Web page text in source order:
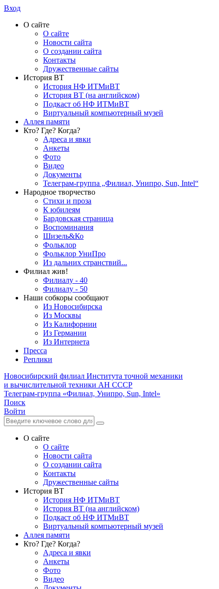
Вход
О сайте
О сайте
Новости сайта
О создании сайта
Контакты
Дружественные сайты
История ВТ
История НФ ИТМиВТ
История ВТ (на английском)
Подкаст об НФ ИТМиВТ
Виртуальный компьютерный музей
Аллея памяти
Кто? Где? Когда?
Адреса и явки
Анкеты
Фото
Видео
Документы
Телеграм-группа „Филиал, Унипро, Sun, Intel“
Народное творчество
Стихи и проза
К юбилеям
Бардовская страница
Воспоминания
Шизель&Ко
Фольклор
Фольклор УниПро
Из дальних странствий...
Филиал жив!
Филиалу - 40
Филиалу - 50
Наши собкоры сообщают
Из Новосибирска
Из Москвы
Из Калифорнии
Из Германии
Из Интернета
Пресса
Реплики
Новосибирский филиал Института точной механики
и вычислительной техники АН СССР
Телеграм-группа «Филиал, Унипро, Sun, Intel»
Поиск
Войти
О сайте
О сайте
Новости сайта
О создании сайта
Контакты
Дружественные сайты
История ВТ
История НФ ИТМиВТ
История ВТ (на английском)
Подкаст об НФ ИТМиВТ
Виртуальный компьютерный музей
Аллея памяти
Кто? Где? Когда?
Адреса и явки
Анкеты
Фото
Видео